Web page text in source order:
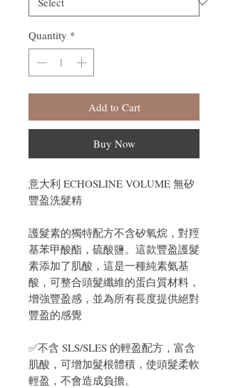
Quantity *
Add to Cart
Buy Now
意大利 ECHOSLINE VOLUME 無矽
豐盈洗髮精
護髮素的獨特配方不含矽氧烷，對羥
基苯甲酸酯，硫酸鹽。這款豐盈護髮
素添加了肌酸，這是一種純素氨基
酸，可整合頭髮纖維的蛋白質材料，
增強豐盈感，並為所有長度提供絕對
豐盈的感覺
✅不含 SLS/SLES 的輕盈配方，富含
肌酸，可增加髮根體積，使頭髮柔軟
輕盈，不會造成負擔。